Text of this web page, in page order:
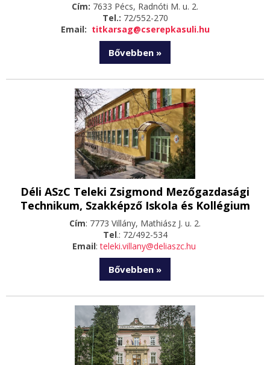
Cím: 7633 Pécs, Radnóti M. u. 2.
Tel.: 72/552-270
Email: titkarsag@cserepkasuli.hu
Bővebben »
Déli ASzC Teleki Zsigmond Mezőgazdasági
Technikum, Szakképző Iskola és Kollégium
Cím: 7773 Villány, Mathiász J. u. 2.
Tel.: 72/492-534
Email:teleki.villany@deliaszc.hu
Bővebben »